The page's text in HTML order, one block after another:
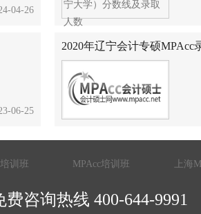
04-26
06-25
2020年辽宁会计专硕
训班 MPAcc培训班 上海
咨询热线 400-644-9991